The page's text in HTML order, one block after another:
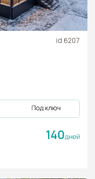
id 6207
140